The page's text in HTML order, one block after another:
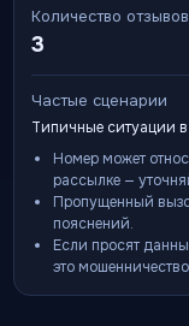
Количество отзывов
3
Частые сценарии
Типичные ситуации
Номер может
рассылке —
Пропущенный
пояснений.
Если просят
это